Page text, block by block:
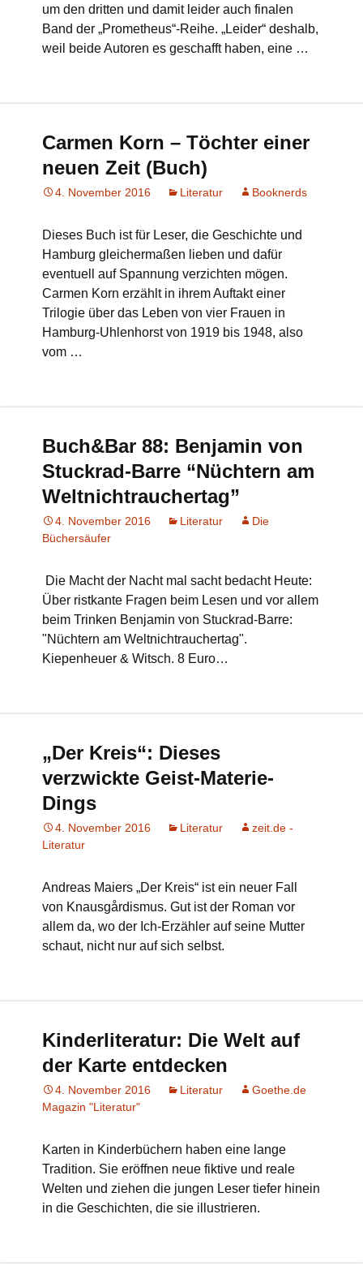
um den dritten und damit leider auch finalen
Band der „Prometheus“-Reihe. „Leider“ deshalb,
weil beide Autoren es geschafft haben, eine …
Carmen Korn – Töchter einer
neuen Zeit (Buch)
4. November 2016 Literatur Booknerds
Dieses Buch ist für Leser, die Geschichte und
Hamburg gleichermaßen lieben und dafür
eventuell auf Spannung verzichten mögen.
Carmen Korn erzählt in ihrem Auftakt einer
Trilogie über das Leben von vier Frauen in
Hamburg-Uhlenhorst von 1919 bis 1948, also
vom …
Buch&Bar 88: Benjamin von
Stuckrad-Barre “Nüchtern am
Weltnichtrauchertag”
4. November 2016 Literatur
Die
Büchersäufer
Die Macht der Nacht mal sacht bedacht Heute:
Über ristkante Fragen beim Lesen und vor allem
beim Trinken Benjamin von Stuckrad-Barre:
"Nüchtern am Weltnichtrauchertag".
Kiepenheuer & Witsch. 8 Euro…
„Der Kreis“: Dieses
verzwickte Geist-Materie-
Dings
4. November 2016 Literatur
zeit.de -
Literatur
Andreas Maiers „Der Kreis“ ist ein neuer Fall
von Knausgårdismus. Gut ist der Roman vor
allem da, wo der Ich-Erzähler auf seine Mutter
schaut, nicht nur auf sich selbst.
Kinderliteratur: Die Welt auf
der Karte entdecken
4. November 2016 Literatur
Goethe.de
Magazin "Literatur"
Karten in Kinderbüchern haben eine lange
Tradition. Sie eröffnen neue fiktive und reale
Welten und ziehen die jungen Leser tiefer hinein
in die Geschichten, die sie illustrieren.